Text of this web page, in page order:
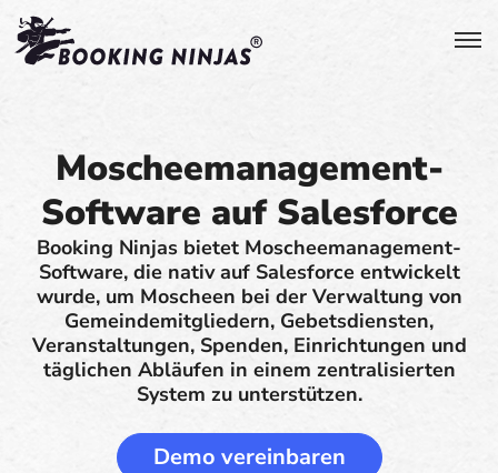
Moscheemanagement-
Software auf Salesforce
Booking Ninjas bietet Moscheemanagement-
Software, die nativ auf Salesforce entwickelt
wurde, um Moscheen bei der Verwaltung von
Gemeindemitgliedern, Gebetsdiensten,
Veranstaltungen, Spenden, Einrichtungen und
täglichen Abläufen in einem zentralisierten
System zu unterstützen.
Demo vereinbaren